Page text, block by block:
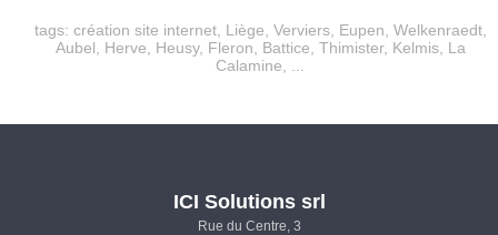
tags: création site internet, Liège Verviers, Eupen Welkenraedt,
Aubel
Herve Heusy, Fleron Battice Thimister, Kelmis, La
Calamine
ICI Solutions srl
Rue du Centre, 3